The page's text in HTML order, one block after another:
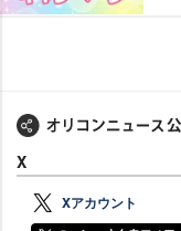
X
Xアカウント